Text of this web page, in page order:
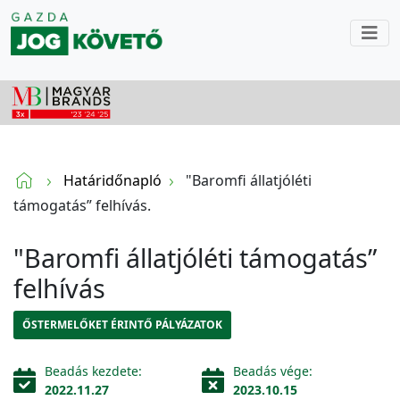
Határidőnapló
"Baromfi állatjóléti
támogatás” felhívás.
"Baromfi állatjóléti támogatás”
felhívás
ŐSTERMELŐKET ÉRINTŐ PÁLYÁZATOK
Beadás kezdete:
2022.11.27
Beadás vége:
2023.10.15